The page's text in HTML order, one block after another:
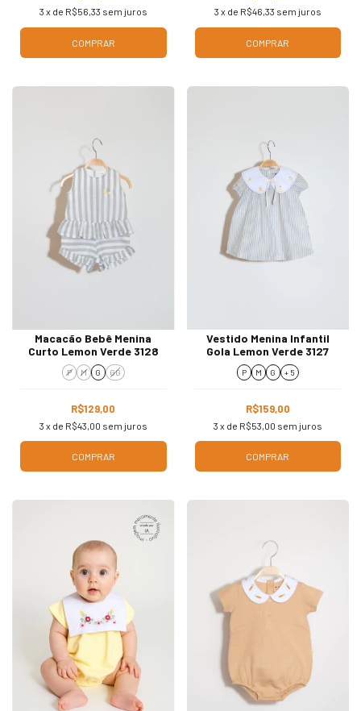
3 x de R$56,33 sem juros
COMPRAR
3 x de R$46,33 sem juros
COMPRAR
Macacão Bebê Menina
Curto Lemon Verde 3128
P M G GG
R$129,00
3 x de R$43,00 sem juros
COMPRAR
Vestido Menina Infantil
Gola Lemon Verde 3127
P M G + 5
R$159,00
3 x de R$53,00 sem juros
COMPRAR